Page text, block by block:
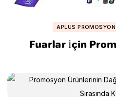
APLUS
Fuarlar İçin